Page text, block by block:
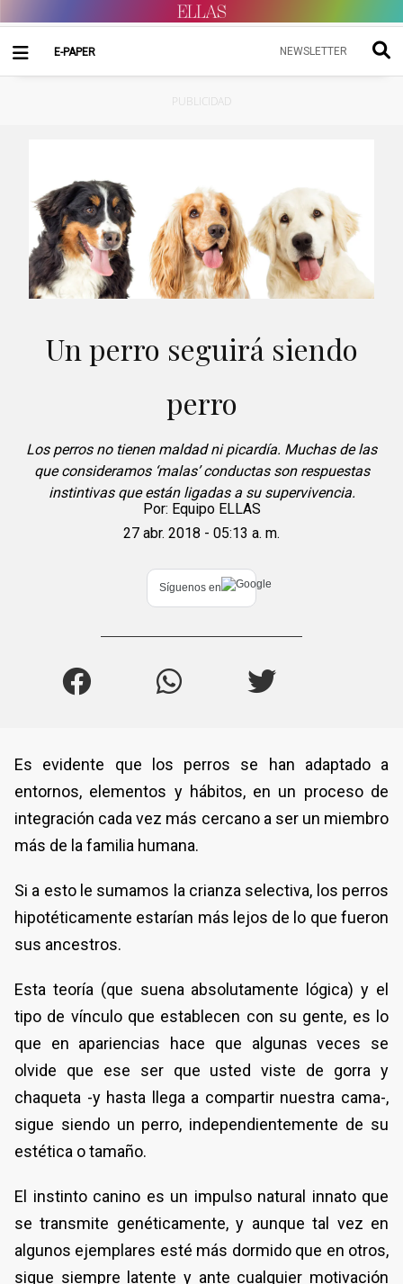
E-PAPER NEWSLETTER
PUBLICIDAD
Un perro seguirá siendo
perro
Los perros no tienen maldad ni picardía. Muchas de las
que consideramos ‘malas’ conductas son respuestas
instintivas que están ligadas a su supervivencia.
Por: Equipo ELLAS
27 abr. 2018 - 05:13 a. m.
Síguenos en
Es evidente que los perros se han adaptado a
entornos, elementos y hábitos, en un proceso de
integración cada vez más cercano a ser un miembro
más de la familia humana.
Si a esto le sumamos la crianza selectiva, los perros
hipotéticamente estarían más lejos de lo que fueron
sus ancestros.
Esta teoría (que suena absolutamente lógica) y el
tipo de vínculo que establecen con su gente, es lo
que en apariencias hace que algunas veces se
olvide que ese ser que usted viste de gorra y
chaqueta -y hasta llega a compartir nuestra cama-,
sigue siendo un perro, independientemente de su
estética o tamaño.
El instinto canino es un impulso natural innato que
se transmite genéticamente, y aunque tal vez en
algunos ejemplares esté más dormido que en otros,
sigue siempre latente y ante cualquier motivación